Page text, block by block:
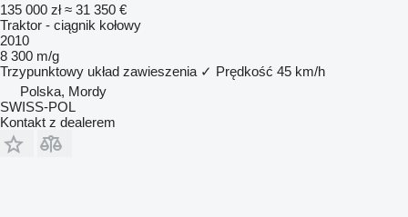
135 000 zł ≈ 31 350 €
Traktor - ciągnik kołowy
2010
8 300 m/g
Trzypunktowy układ zawieszenia ✓ Prędkość 45 km/h
Polska, Mordy
SWISS-POL
Kontakt z dealerem